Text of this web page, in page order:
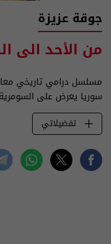
جوقة عزيزة
من الأحد الى
مسلسل درامي تاريخي
سوريا يعرض على
تفضيلاتي